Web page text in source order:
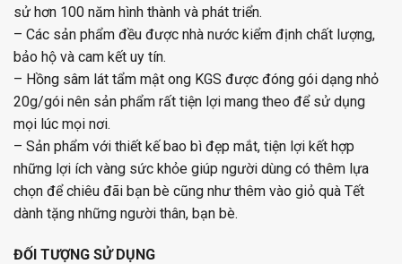
sử hơn 100 năm hình thành và phát triển.
– Các sản phẩm đều được nhà nước kiểm định chất lượng,
bảo hộ và cam kết uy tín.
– Hồng sâm lát tẩm mật ong KGS được đóng gói dạng nhỏ
20g/gói nên sản phẩm rất tiện lợi mang theo để sử dụng
mọi lúc mọi nơi.
– Sản phẩm với thiết kế bao bì đẹp mắt, tiện lợi kết hợp
những lợi ích vàng sức khỏe giúp người dùng có thêm lựa
chọn để chiêu đãi bạn bè cũng như thêm vào giỏ quà Tết
dành tặng những người thân, bạn bè.
ĐỐI TƯỢNG SỬ DỤNG